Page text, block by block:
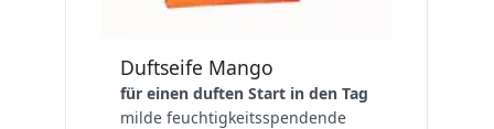
Duftseife Mango
für einen duften Start in den Tag
milde feuchtigkeitsspendende